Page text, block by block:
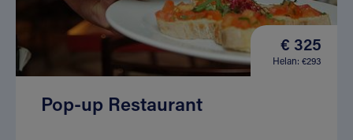
€ 325
Helan: €293
Pop-up Restaurant